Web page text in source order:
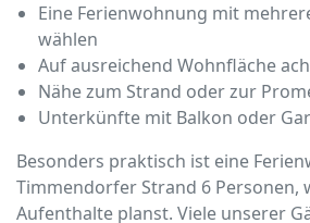
Eine Ferienwohnung mit
wählen
Auf ausreichend Wohnfläche
Nähe zum Strand oder zur
Unterkünfte mit Balkon oder
Besonders praktisch ist eine
Timmendorfer Strand 6 Personen,
Aufenthalte planst. Viele unserer